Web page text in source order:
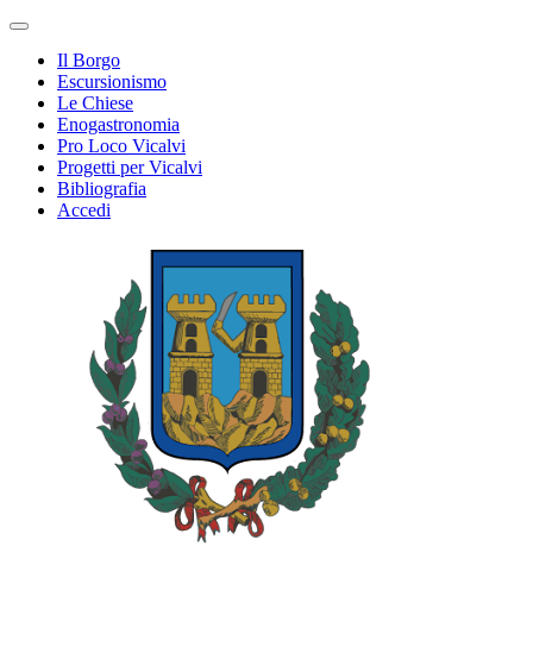
Il Borgo
Escursionismo
Le Chiese
Enogastronomia
Pro Loco Vicalvi
Progetti per Vicalvi
Bibliografia
Accedi